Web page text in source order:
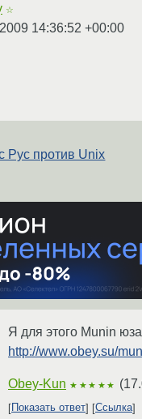
☆
14:36:52 +00:00
Рус против Unix
Я для этого Munin
http://www.obey.su/
Obey-Kun ★★★★★ (
Показать ответ Ссылка